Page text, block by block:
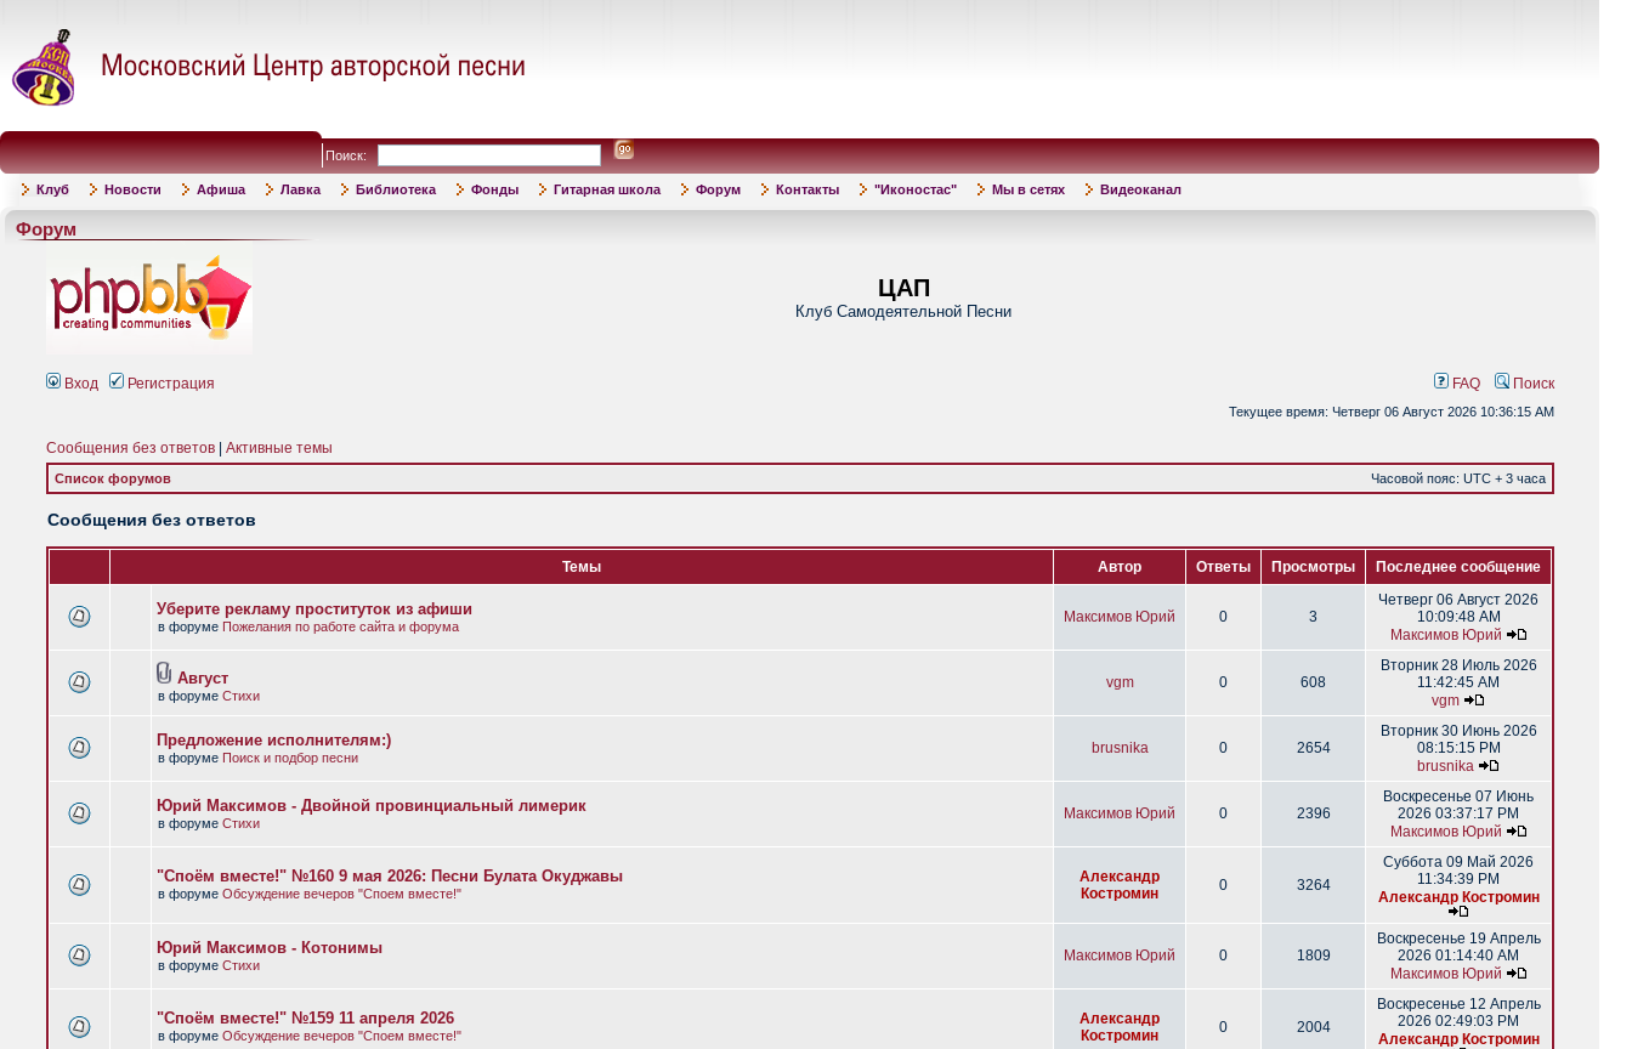
Поиск:
Клуб Новости Афиша Лавка Библиотека Фонды Гитарная школа Форум Контакты "Иконостас" Мы в сетях Видеоканал
Форум
ЦАП
Клуб Самодеятельной Песни
Вход Регистрация FAQ Поиск
Текущее время: Четверг 06 Август 2026 10:36:15 AM
Сообщения без ответов Активные темы
Список форумов Часовой пояс: UTC + 3 часа
Сообщения без ответов
Темы Автор Ответы Просмотры Последнее сообщение
Уберите рекламу проституток из афиши
в форуме Пожелания по работе сайта и форума
Максимов Юрий 0 3
Четверг 06 Август 2026
10:09:48 AM
Максимов Юрий
Август
в форуме Стихи
vgm 0 608
Вторник 28 Июль 2026
11:42:45 AM
vgm
Предложение исполнителям:)
в форуме Поиск и подбор песни
brusnika 0 2654
Вторник 30 Июнь 2026
08:15:15 PM
brusnika
Юрий Максимов - Двойной провинциальный лимерик
в форуме Стихи
Максимов Юрий 0 2396
Воскресенье 07 Июнь
2026 03:37:17 PM
Максимов Юрий
"Споём вместе!" №160 9 мая 2026: Песни Булата Окуджавы
в форуме Обсуждение вечеров "Споем вместе!"
Александр
Костромин
0 3264
Суббота 09 Май 2026
11:34:39 PM
Александр Костромин
Юрий Максимов - Котонимы
в форуме Стихи
Максимов Юрий 0 1809
Воскресенье 19 Апрель
2026 01:14:40 AM
Максимов Юрий
"Споём вместе!" №159 11 апреля 2026
в форуме Обсуждение вечеров "Споем вместе!"
Александр
Костромин
0 2004
Воскресенье 12 Апрель
2026 02:49:03 PM
Александр Костромин